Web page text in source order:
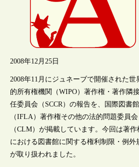
2008年12月25日
2008年11月にジュネーブで開催された世
的所有権機関（WIPO）著作権・著作隣
任委員会（SCCR）の報告を、国際図書
（IFLA）著作権その他の法的問題委員会
（CLM）が掲載しています。今回は著作
における図書館に関する権利制限・例外
が取り扱われました。